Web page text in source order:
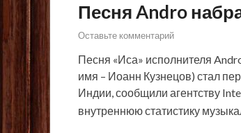
Песня Andro
Оставьте комментарий
Песня «Иса» исполнителя
имя – Иоанн Кузнецов) стал
Индии, сообщили агентству
внутреннюю статистику